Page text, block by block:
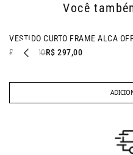
Você
- 25% OFF
VESTIDO CURTO FRAME ALCA
R$ 397,00R$ 297,00